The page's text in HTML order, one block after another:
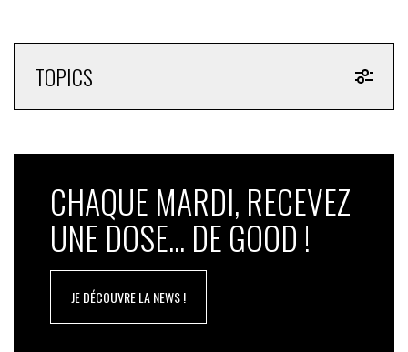
TOPICS
CHAQUE MARDI, RECEVEZ
UNE DOSE... DE GOOD !
JE DÉCOUVRE LA NEWS !